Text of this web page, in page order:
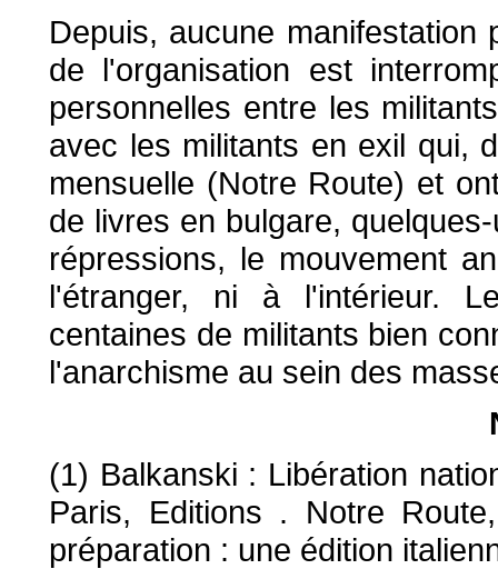
Depuis, aucune manifestation
de l'organisation est
personnelles entre les
avec les militants en exil qui,
mensuelle (Notre Route) et
de livres en bulgare,
répressions, le mouvement
l'étranger, ni à l'intérieur.
centaines de militants bien
l'anarchisme au sein des
(1) Balkanski : Libération
Paris, Editions . Notre
préparation : une édition